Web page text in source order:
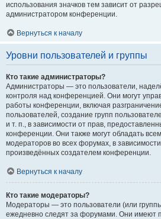
использования значков тем зависит от
администратором конференции.
Вернуться к началу
Уровни пользователей и группы
Кто такие администраторы?
Администраторы — это пользователи,
контроля над конференцией. Они могут
работы конференции, включая
пользователей, создание групп
и т. п., в зависимости от прав,
конференции. Они также могут обладать
модераторов во всех форумах, в
произведённых создателем конференции.
Вернуться к началу
Кто такие модераторы?
Модераторы — это пользователи (или
ежедневно следят за форумами. Они имеют